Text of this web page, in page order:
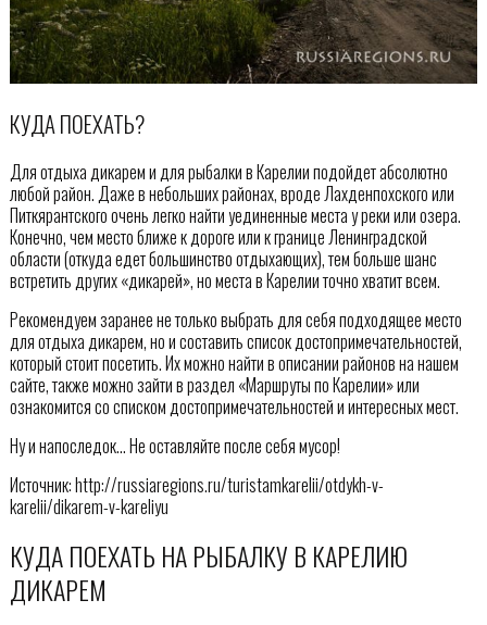
КУДА ПОЕХАТЬ?
Для отдыха дикарем и для рыбалки в Карелии подойдет абсолютно
любой район. Даже в небольших районах, вроде Лахденпохского или
Питкярантского очень легко найти уединенные места у реки или озера.
Конечно, чем место ближе к дороге или к границе Ленинградской
области (откуда едет большинство отдыхающих), тем больше шанс
встретить других «дикарей», но места в Карелии точно хватит всем.
Рекомендуем заранее не только выбрать для себя подходящее место
для отдыха дикарем, но и составить список достопримечательностей,
который стоит посетить. Их можно найти в описании районов на нашем
сайте, также можно зайти в раздел «Маршруты по Карелии» или
ознакомится со списком достопримечательностей и интересных мест.
Ну и напоследок… Не оставляйте после себя мусор!
Источник: http://russiaregions.ru/turistamkarelii/otdykh-v-
karelii/dikarem-v-kareliyu
КУДА ПОЕХАТЬ НА РЫБАЛКУ В КАРЕЛИЮ
ДИКАРЕМ